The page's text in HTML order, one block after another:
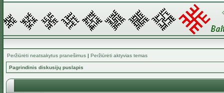
Peržiūrėti neatsakytus pranešimus | Peržiūrėti aktyvias temas
Pagrindinis diskusijų puslapis